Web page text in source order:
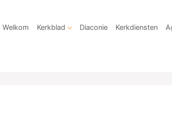
Welkom Kerkblad Diaconie Kerkdiensten